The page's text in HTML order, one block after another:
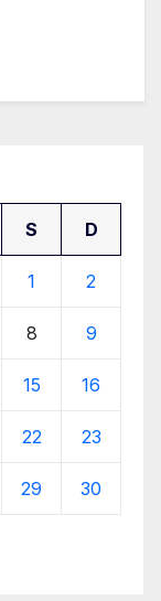
S D
1 2
8 9
15 16
22 23
29 30